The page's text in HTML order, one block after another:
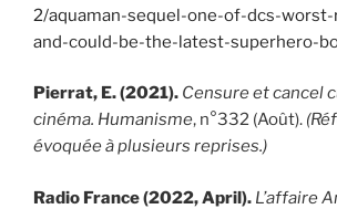
2/aquaman-sequel-one-of-dcs-
and-could-be-the-latest-superhero-
Pierrat, E. (2021). Censure et cancel
cinéma. Humanisme, n°332 (Août).
évoquée à plusieurs reprises.)
Radio France (2022, April). L’affaire